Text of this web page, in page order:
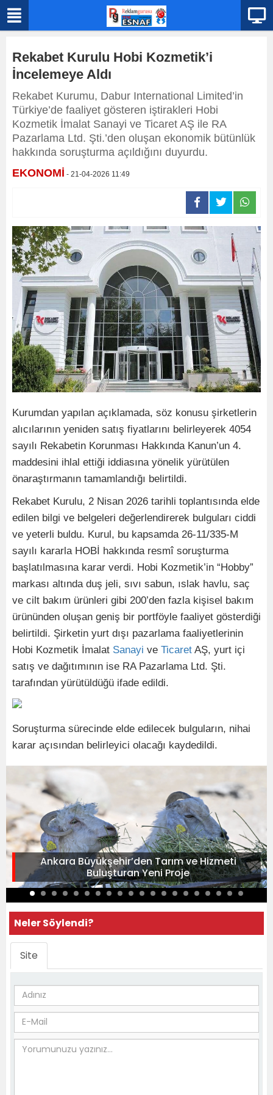
Rekabet Kurulu Hobi Kozmetik’i
İncelemeye Aldı
Rekabet Kurumu, Dabur International Limited’in
Türkiye’de faaliyet gösteren iştirakleri Hobi
Kozmetik İmalat Sanayi ve Ticaret AŞ ile RA
Pazarlama Ltd. Şti.’den oluşan ekonomik bütünlük
hakkında soruşturma açıldığını duyurdu.
EKONOMİ - 21-04-2026 11:49
Kurumdan yapılan açıklamada, söz konusu şirketlerin
alıcılarının yeniden satış fiyatlarını belirleyerek 4054
sayılı Rekabetin Korunması Hakkında Kanun’un 4.
maddesini ihlal ettiği iddiasına yönelik yürütülen
önaraştırmanın tamamlandığı belirtildi.
Rekabet Kurulu, 2 Nisan 2026 tarihli toplantısında elde
edilen bilgi ve belgeleri değerlendirerek bulguları ciddi
ve yeterli buldu. Kurul, bu kapsamda 26-11/335-M
sayılı kararla HOBİ hakkında resmî soruşturma
başlatılmasına karar verdi. Hobi Kozmetik’in “Hobby”
markası altında duş jeli, sıvı sabun, ıslak havlu, saç
ve cilt bakım ürünleri gibi 200’den fazla kişisel bakım
ürününden oluşan geniş bir portföyle faaliyet gösterdiği
belirtildi. Şirketin yurt dışı pazarlama faaliyetlerinin
Hobi Kozmetik İmalat Sanayi ve Ticaret AŞ, yurt içi
satış ve dağıtımının ise RA Pazarlama Ltd. Şti.
tarafından yürütüldüğü ifade edildi.
Soruşturma sürecinde elde edilecek bulguların, nihai
karar açısından belirleyici olacağı kaydedildi.
Ankara Büyükşehir’den Tarım ve Hizmeti
Buluşturan Yeni Proje
Neler Söylendi?
Site